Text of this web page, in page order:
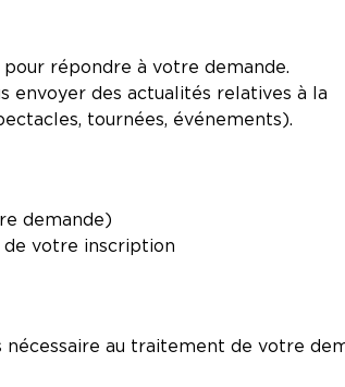
répondre à votre demande.
envoyer des actualités relatives à la
tournées, événements).
demande)
votre inscription
au traitement de votre